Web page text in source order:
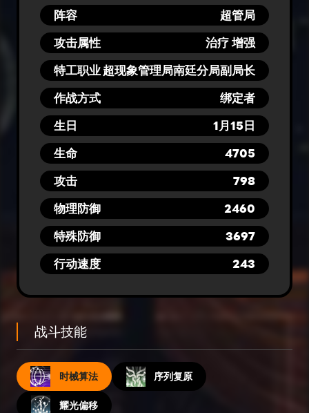
阵容
超管局
攻击属性
治疗 增强
特工职业超现象管理局南廷分局副局长
作战方式
绑定者
生日
1月15日
生命
4705
攻击
798
物理防御
2460
特殊防御
3697
行动速度
243
战斗技能
时械算法 序列复原
耀光偏移